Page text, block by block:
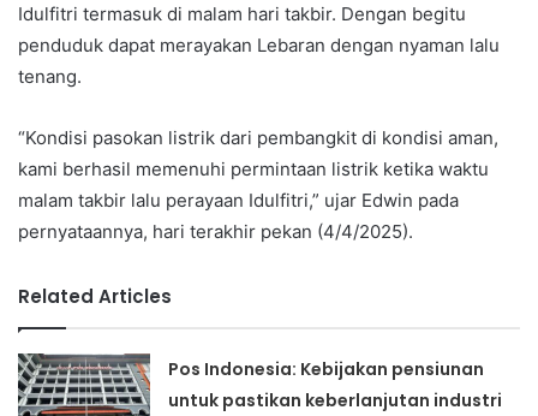
Idulfitri termasuk di malam hari takbir. Dengan begitu
penduduk dapat merayakan Lebaran dengan nyaman lalu
tenang.
“Kondisi pasokan listrik dari pembangkit di kondisi aman,
kami berhasil memenuhi permintaan listrik ketika waktu
malam takbir lalu perayaan Idulfitri,” ujar Edwin pada
pernyataannya, hari terakhir pekan (4/4/2025).
Related Articles
Pos Indonesia: Kebijakan pensiunan
untuk pastikan keberlanjutan industri